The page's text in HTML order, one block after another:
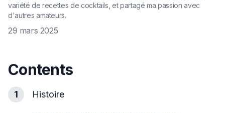
variété de recettes de cocktails, et partagé ma passion avec
d'autres amateurs.
29 mars 2025
Contents
1 Histoire